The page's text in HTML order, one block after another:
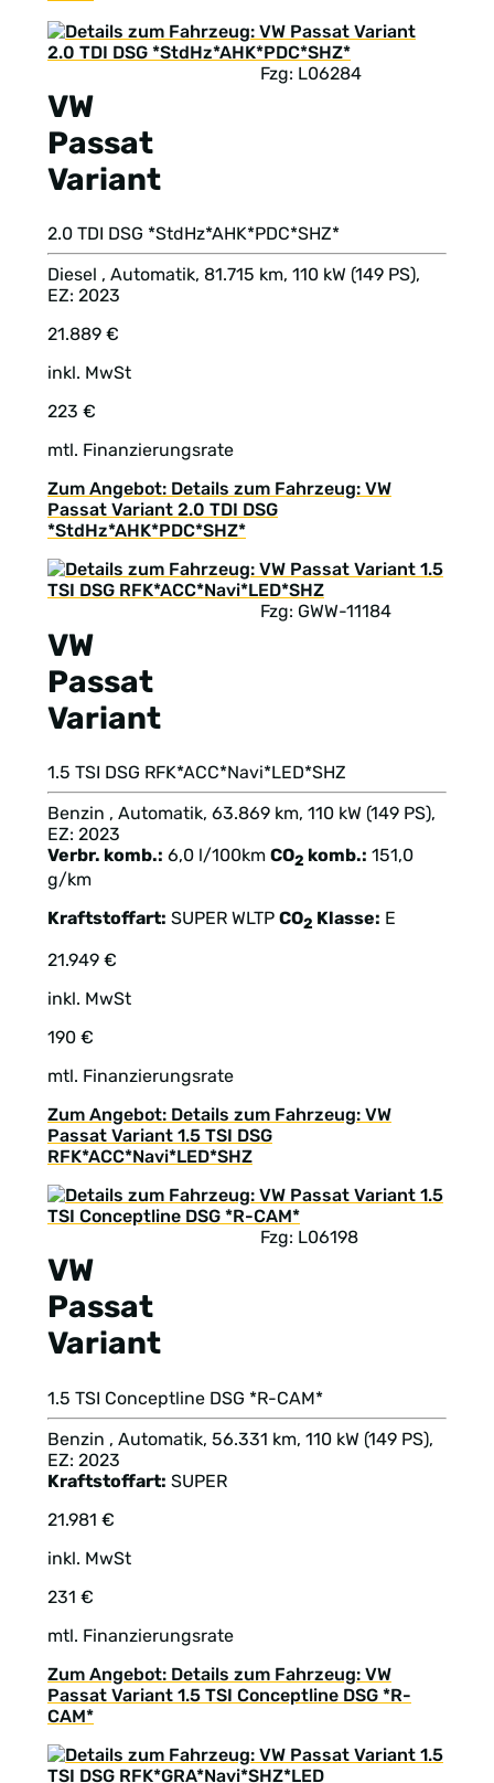
VW
Passat
Variant
Fzg: L06284
2.0 TDI DSG *StdHz*AHK*PDC*SHZ*
Diesel , Automatik, 81.715 km, 110 kW (149 PS),
EZ: 2023
21.889 €
inkl. MwSt
223 €
mtl. Finanzierungsrate
Zum Angebot: Details zum Fahrzeug: VW
Passat Variant 2.0 TDI DSG
*StdHz*AHK*PDC*SHZ*
VW
Passat
Variant
Fzg: GWW-11184
1.5 TSI DSG RFK*ACC*Navi*LED*SHZ
Benzin , Automatik, 63.869 km, 110 kW (149 PS),
EZ: 2023
Verbr. komb.: 6,0 l/100km CO2 komb.: 151,0
g/km
Kraftstoffart: SUPER WLTP CO2 Klasse: E
21.949 €
inkl. MwSt
190 €
mtl. Finanzierungsrate
Zum Angebot: Details zum Fahrzeug: VW
Passat Variant 1.5 TSI DSG
RFK*ACC*Navi*LED*SHZ
VW
Passat
Variant
Fzg: L06198
1.5 TSI Conceptline DSG *R-CAM*
Benzin , Automatik, 56.331 km, 110 kW (149 PS),
EZ: 2023
Kraftstoffart: SUPER
21.981 €
inkl. MwSt
231 €
mtl. Finanzierungsrate
Zum Angebot: Details zum Fahrzeug: VW
Passat Variant 1.5 TSI Conceptline DSG *R-
CAM*